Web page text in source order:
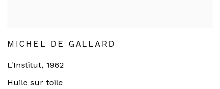
MICHEL DE GALLARD
L'Institut, 1962
Huile sur toile